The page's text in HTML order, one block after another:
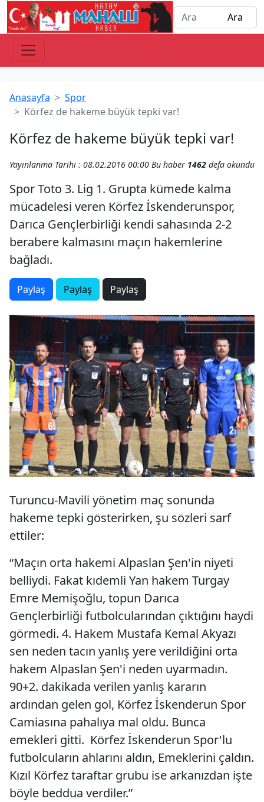
Anasayfa
Spor
Körfez de hakeme büyük tepki var!
Körfez de hakeme büyük tepki var!
Yayınlanma Tarihi : 08.02.2016 00:00 Bu haber 1462 defa okundu
Spor Toto 3. Lig 1. Grupta kümede kalma
mücadelesi veren Körfez İskenderunspor,
Darıca Gençlerbirliği kendi sahasında 2-2
berabere kalmasını maçın hakemlerine
bağladı.
Paylaş Paylaş Paylaş
Turuncu-Mavili yönetim maç sonunda
hakeme tepki gösterirken, şu sözleri sarf
ettiler:
“Maçın orta hakemi Alpaslan Şen'in niyeti
belliydi. Fakat kıdemli Yan hakem Turgay
Emre Memişoğlu, topun Darıca
Gençlerbirliği futbolcularından çıktığını haydi
görmedi. 4. Hakem Mustafa Kemal Akyazı
sen neden tacın yanlış yere verildiğini orta
hakem Alpaslan Şen'i neden uyarmadın.
90+2. dakikada verilen yanlış kararın
ardından gelen gol, Körfez İskenderun Spor
Camiasına pahalıya mal oldu. Bunca
emekleri gitti. Körfez İskenderun Spor'lu
futbolcuların ahlarını aldın, Emeklerini çaldın.
Kızıl Körfez taraftar grubu ise arkanızdan işte
böyle beddua verdiler.”